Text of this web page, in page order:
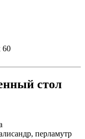
60
стол
перламутр